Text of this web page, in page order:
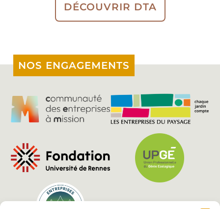
DÉCOUVRIR DTA
NOS ENGAGEMENTS